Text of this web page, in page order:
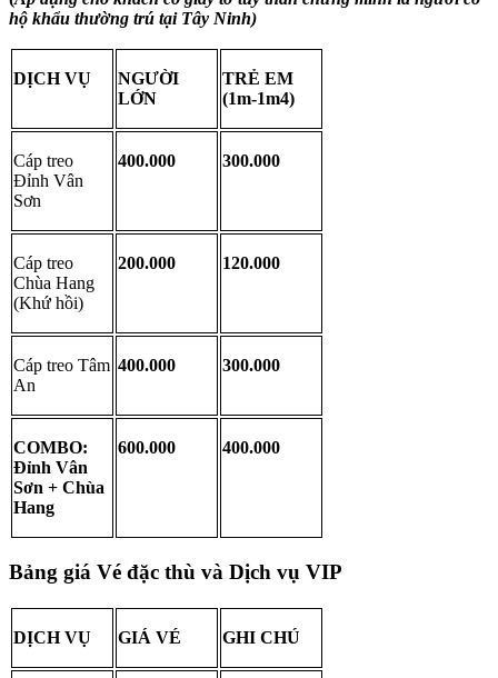
hộ khẩu thường trú tại Tây Ninh)
DỊCH VỤ
NGƯỜI
LỚN
TRẺ EM
(1m-1m4)
Cáp treo
Đỉnh Vân
Sơn
400.000 300.000
Cáp treo
Chùa Hang
(Khứ hồi)
200.000 120.000
Cáp treo Tâm
An
400.000 300.000
COMBO:
Đỉnh Vân
Sơn + Chùa
Hang
600.000 400.000
Bảng giá Vé đặc thù và Dịch vụ VIP
DỊCH VỤ GIÁ VÉ GHI CHÚ